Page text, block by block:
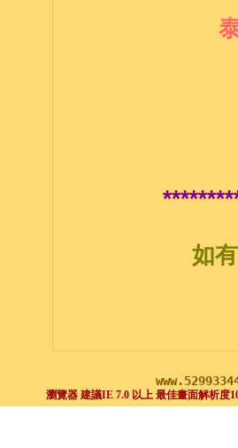
如
瀏覽器 建議IE 7.0 以上 最佳畫面解析度